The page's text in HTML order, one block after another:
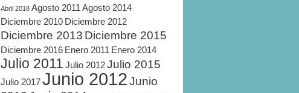
Abril 2018 Agosto 2011 Agosto 2014
Diciembre 2010 Diciembre 2012
Diciembre 2013 Diciembre 2015
Diciembre 2016 Enero 2011 Enero 2014
Julio 2011 Julio 2012Julio 2015
Julio 2017Junio 2012Junio